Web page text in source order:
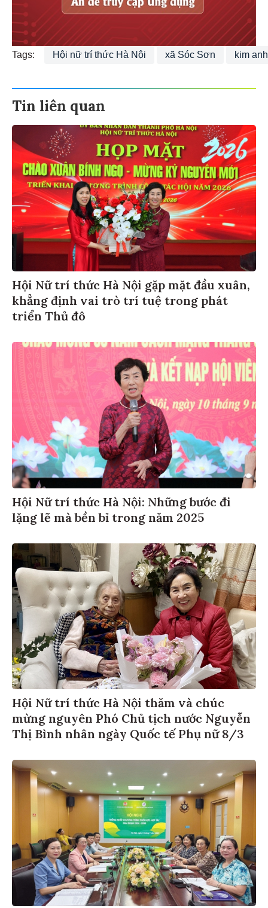
Tags: Hội nữ trí thức Hà Nội xã Sóc Sơn kim anh
Tin liên quan
Hội Nữ trí thức Hà Nội gặp mặt đầu xuân,
khẳng định vai trò trí tuệ trong phát
triển Thủ đô
Hội Nữ trí thức Hà Nội: Những bước đi
lặng lẽ mà bền bỉ trong năm 2025
Hội Nữ trí thức Hà Nội thăm và chúc
mừng nguyên Phó Chủ tịch nước Nguyễn
Thị Bình nhân ngày Quốc tế Phụ nữ 8/3